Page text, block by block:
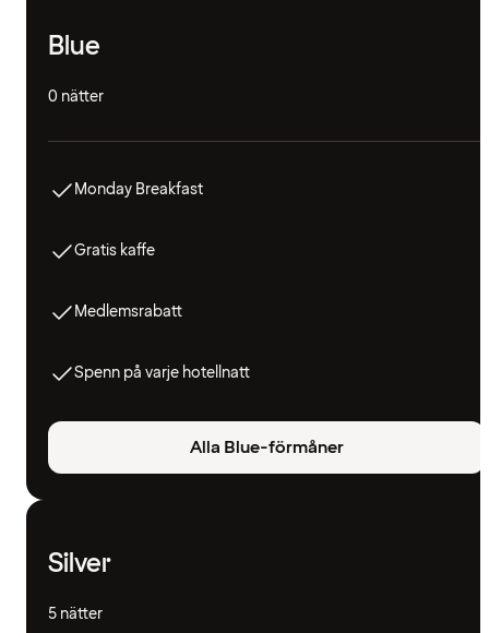
Blue
0 nätter
Monday Breakfast
Gratis kaffe
Medlemsrabatt
Spenn på varje hotellnatt
Alla Blue-förmåner
Silver
5 nätter